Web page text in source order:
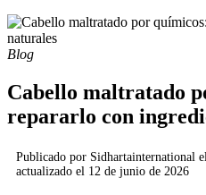
Blog
Cabello maltratado
repararlo con
Publicado por Sidhartainternational el
actualizado el 12 de junio de 2026